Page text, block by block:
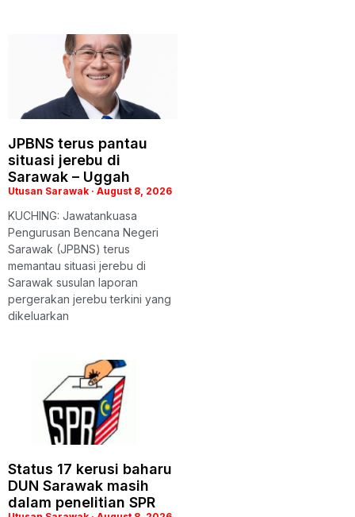
JPBNS terus pantau
situasi jerebu di
Sarawak – Uggah
Utusan Sarawak August 8, 2026
KUCHING: Jawatankuasa
Pengurusan Bencana Negeri
Sarawak (JPBNS) terus
memantau situasi jerebu di
Sarawak susulan laporan
pergerakan jerebu terkini yang
dikeluarkan
Status 17 kerusi baharu
DUN Sarawak masih
dalam penelitian SPR